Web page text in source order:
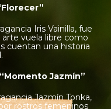
Iris Vainilla, fue
arte vuela libre como
cuentan una historia
Jazmín”
Jazmín Tonka,
rostros femeninos